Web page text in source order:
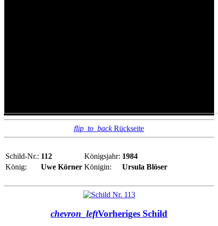
flip_to_backRückseite
Schild-Nr.: 112 Königsjahr: 1984
König:
Uwe Körner Königin: Ursula Blöser
chevron_leftVorheriges Schild